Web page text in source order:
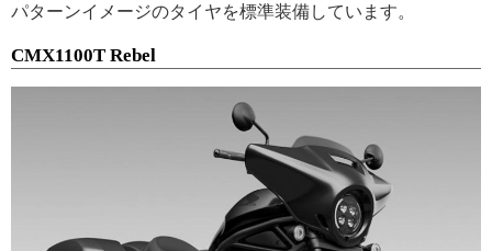
パターンイメージのタイヤを標準装備しています。
CMX1100T Rebel